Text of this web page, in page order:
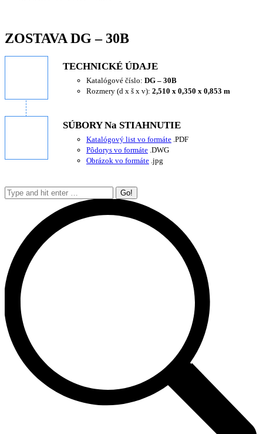
ZOSTAVA DG – 30B
TECHNICKÉ ÚDAJE
Katalógové číslo: DG – 30B
Rozmery (d x š x v): 2,510 x 0,350 x 0,853 m
SÚBORY Na STIAHNUTIE
Katalógový list vo formáte .PDF
Pôdorys vo formáte .DWG
Obrázok vo formáte .jpg
Search: